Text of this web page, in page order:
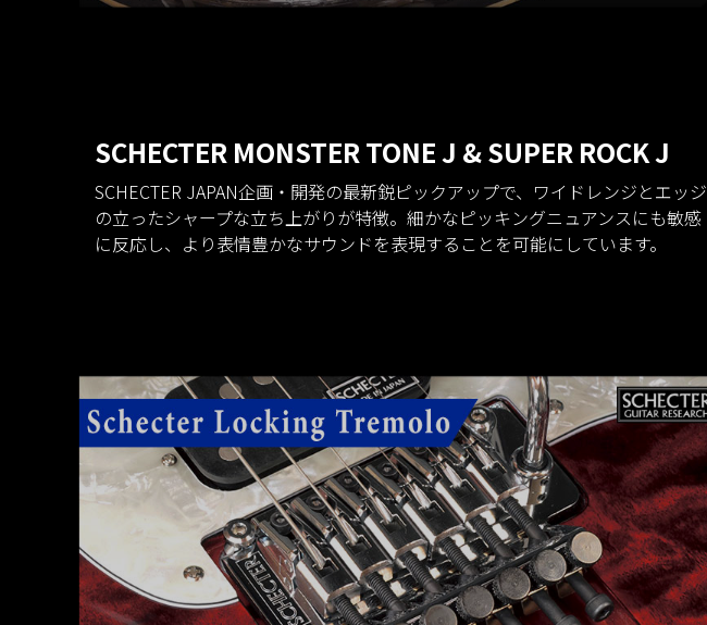
SCHECTER MONSTER TONE J & SUPER ROCK J
SCHECTER JAPAN企画・開発の最新鋭ピックアップで、ワイドレンジとエッジ
の立ったシャープな立ち上がりが特徴。細かなピッキングニュアンスにも敏感
に反応し、より表情豊かなサウンドを表現することを可能にしています。